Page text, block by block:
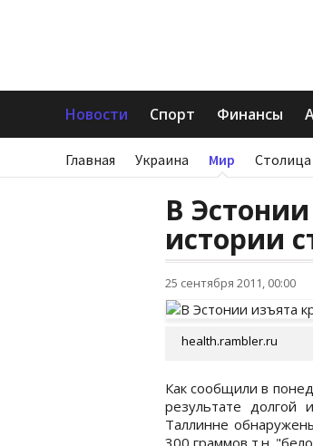
Новости Спорт Финансы
Главная Украина Мир Столица
В
истории
25 сентября 2011, 00:00
health.rambler.ru
Как сообщили в
результате долгой
Таллинне
300 граммов т.н.